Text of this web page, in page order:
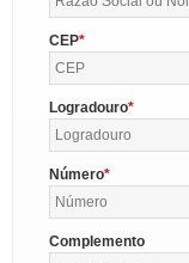
CEP
Logradouro
Número
Complemento